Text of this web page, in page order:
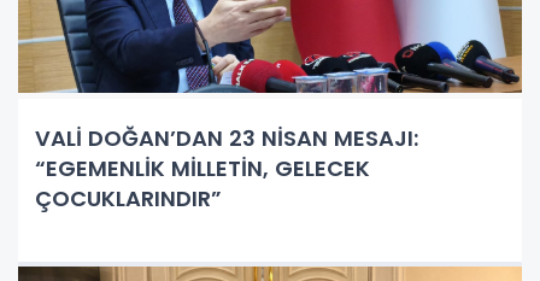
VALİ DOĞAN’DAN 23 NİSAN MESAJI:
“EGEMENLİK MİLLETİN, GELECEK
ÇOCUKLARINDIR”